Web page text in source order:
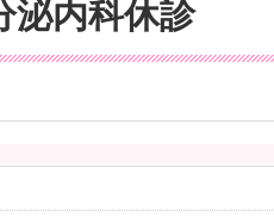
内科休診